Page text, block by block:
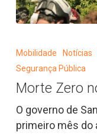
Trânsito
Catarinense
Mobilidade Notícias
Segurança Pública
Morte Zero
O governo de
primeiro mês do